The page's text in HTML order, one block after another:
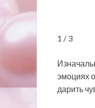
1 / 3
эмоциях
дарить